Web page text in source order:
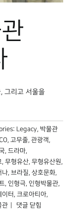
그리고 서울을
Legacy 박물관
고무줄 관광객
드라마
무형유산 무형유산원
나 브라질 상호문화
인형극 인형박물관
이터 크로아티아
관
국립민속박물관
댓글 닫힘